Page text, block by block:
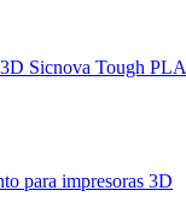
Sicnova Tough PLA
para impresoras 3D